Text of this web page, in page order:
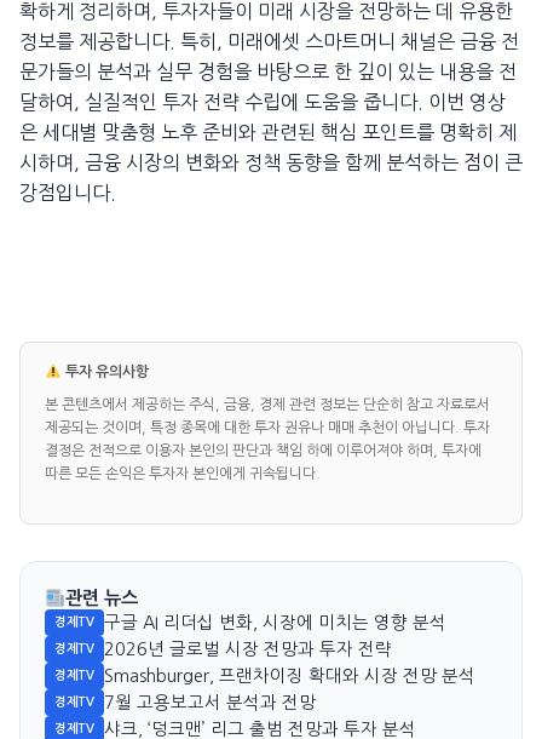
확하게 정리하며, 투자자들이 미래 시장을 전망하는 데 유용한
정보를 제공합니다. 특히, 미래에셋 스마트머니 채널은 금융 전
문가들의 분석과 실무 경험을 바탕으로 한 깊이 있는 내용을 전
달하여, 실질적인 투자 전략 수립에 도움을 줍니다. 이번 영상
은 세대별 맞춤형 노후 준비와 관련된 핵심 포인트를 명확히 제
시하며, 금융 시장의 변화와 정책 동향을 함께 분석하는 점이 큰
강점입니다.
투자 유의사항
본 콘텐츠에서 제공하는 주식, 금융, 경제 관련 정보는 단순히 참고 자료로서
제공되는 것이며, 특정 종목에 대한 투자 권유나 매매 추천이 아닙니다. 투자
결정은 전적으로 이용자 본인의 판단과 책임 하에 이루어져야 하며, 투자에
따른 모든 손익은 투자자 본인에게 귀속됩니다.
관련 뉴스
경제TV 구글 AI 리더십 변화, 시장에 미치는 영향 분석
경제TV 2026년 글로벌 시장 전망과 투자 전략
경제TV Smashburger, 프랜차이징 확대와 시장 전망 분석
경제TV 7월 고용보고서 분석과 전망
경제TV 샤크, ‘덩크맨’ 리그 출범 전망과 투자 분석